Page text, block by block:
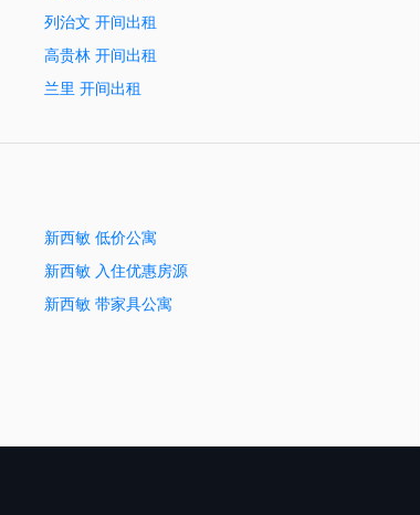
列治文 开间出租
高贵林 开间出租
兰里 开间出租
新西敏 低价公寓
新西敏 入住优惠房源
新西敏 带家具公寓